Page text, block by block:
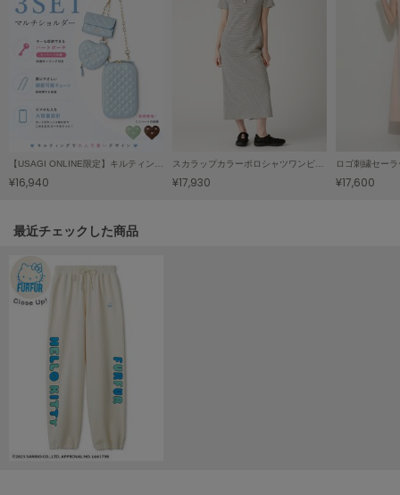
null.
ヌル
On
ORGUE
ORR
パトリック
Philly chocolate
フィリーチョコレート
poláura
¥16,940 ¥17,930
ロゴ刺繍セー
¥17,600
関連記事
最近チェックした商品